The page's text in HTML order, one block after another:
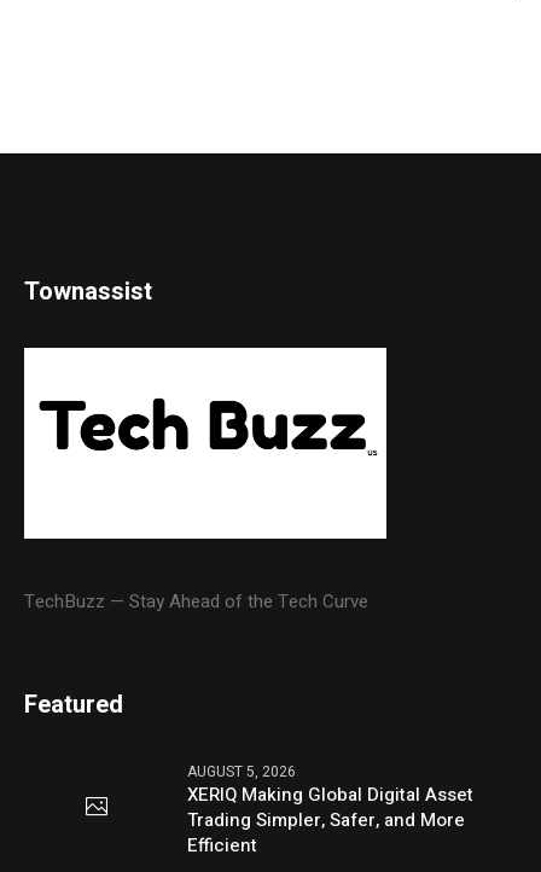
Townassist
TechBuzz — Stay Ahead of the Tech Curve
Featured
AUGUST 5, 2026
XERIQ Making Global Digital Asset
Trading Simpler, Safer, and More
Efficient